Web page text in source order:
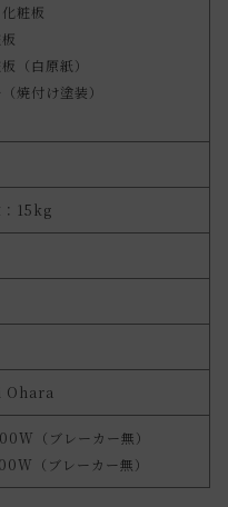
粧板
（白原紙）
焼付け塗装）
：15kg
Ohara
（ブレーカー無）
（ブレーカー無）